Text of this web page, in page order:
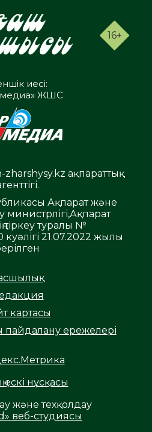
16+
иесі:
ЖШС
ақпараттық
Ақпарат және
тіркеу туралы №
куәлігі 21.07.2022 жылы
картасы
ережелері
ескі нұсқасы
және техқолдау
веб-студиясы